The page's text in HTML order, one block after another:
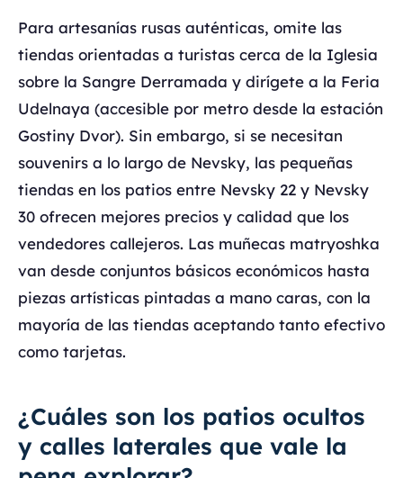
Para artesanías rusas auténticas, omite las
tiendas orientadas a turistas cerca de la Iglesia
sobre la Sangre Derramada y dirígete a la Feria
Udelnaya (accesible por metro desde la estación
Gostiny Dvor). Sin embargo, si se necesitan
souvenirs a lo largo de Nevsky, las pequeñas
tiendas en los patios entre Nevsky 22 y Nevsky
30 ofrecen mejores precios y calidad que los
vendedores callejeros. Las muñecas matryoshka
van desde conjuntos básicos económicos hasta
piezas artísticas pintadas a mano caras, con la
mayoría de las tiendas aceptando tanto efectivo
como tarjetas.
¿Cuáles son los patios ocultos
y calles laterales que vale la